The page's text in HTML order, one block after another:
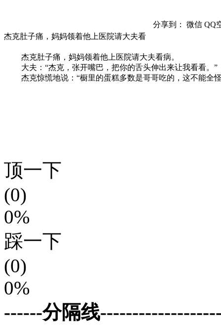
分享到： 微信 QQ
杰克肚子痛，妈妈领着他上医院请大夫看
杰克肚子痛，妈妈领着他上医院请大夫看病。
大夫：“杰克，张开嘴巴，把你的舌头伸出来让我看看。”
杰克惊慌地说：“橱里的蛋糕多数是哥哥吃的，这不能全
顶一下
(0)
0%
踩一下
(0)
0%
------分隔线